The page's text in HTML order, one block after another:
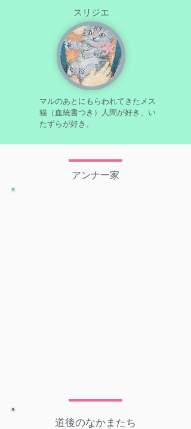
スリジエ
マルのあとにもらわれてきたメス
猫（血統書つき） 人間が好き、い
たずらが好き。
アンナ一家
道後のなかまたち